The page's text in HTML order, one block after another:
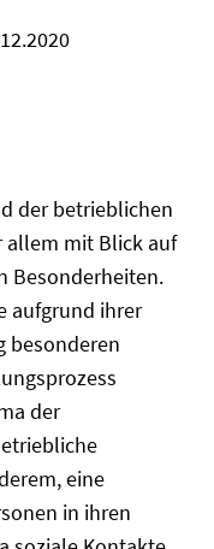
der betrieblichen
allem mit Blick auf
Besonderheiten.
aufgrund ihrer
besonderen
der
eine
in ihren